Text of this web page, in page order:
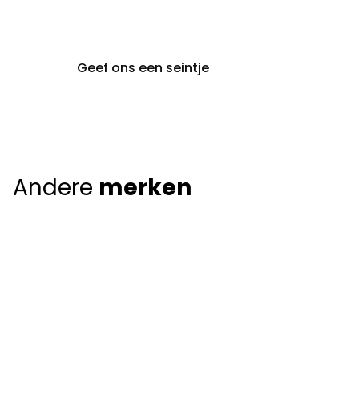
Geef ons een seintje
Andere merken